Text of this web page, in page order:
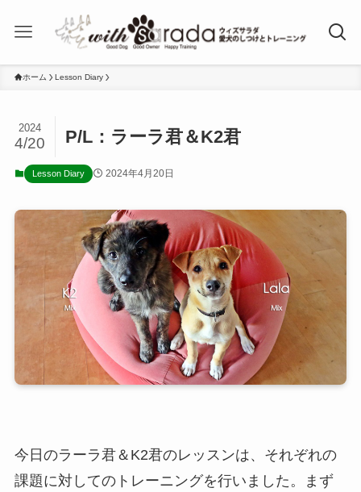
ホーム Lesson Diary
P/L：ラーラ君＆K2君
2024
4/20
Lesson Diary 2024年4月20日
今日のラーラ君＆K2君のレッスンは、それぞれの
課題に対してのトレーニングを行いました。まず